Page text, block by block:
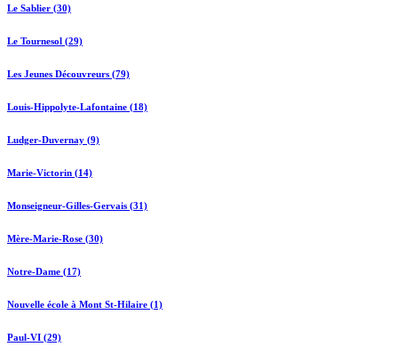
Le Sablier (30)
Le Tournesol (29)
Les Jeunes Découvreurs (79)
Louis-Hippolyte-Lafontaine (18)
Ludger-Duvernay (9)
Marie-Victorin (14)
Monseigneur-Gilles-Gervais (31)
Mère-Marie-Rose (30)
Notre-Dame (17)
Nouvelle école à Mont St-Hilaire (1)
Paul-VI (29)